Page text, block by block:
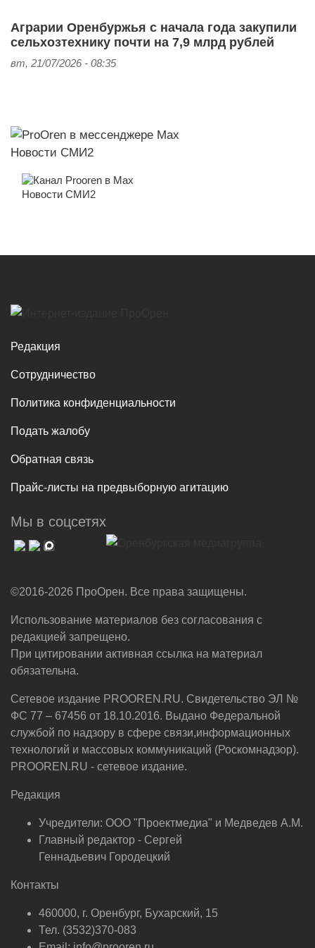
Аграрии Оренбуржья с начала года закупили
сельхозтехнику почти на 7,9 млрд рублей
вт, 21/07/2026 - 08:35
Новости СМИ2
Новости СМИ2
Редакция
Сотрудничество
Политика конфиденциальности
Подать жалобу
Обратная связь
Прайс-листы на предвыборную агитацию
Мы в соцсетях
©2016-2026 ПроОрен. Все права защищены.
Использование материалов без согласования с
редакцией запрещено.
При цитировании активная ссылка на материал
обязательна.
Сетевое издание PROOREN.RU. Свидетельство ЭЛ №
ФС 77 – 67456 от 18.10.2016. Выдано Федеральной
службой по надзору в сфере связи,информационных
технологий и массовых коммуникаций (Роскомнадзор).
PROOREN.RU - сетевое издание.
Редакция
Учредители: ООО "Проектмедиа" и Медведев А.М.
Главный редактор - Сергей
Геннадьевич Городецкий
Контакты
460000, г. Оренбург, Бухарский, 15
Тел. (3532)370-083